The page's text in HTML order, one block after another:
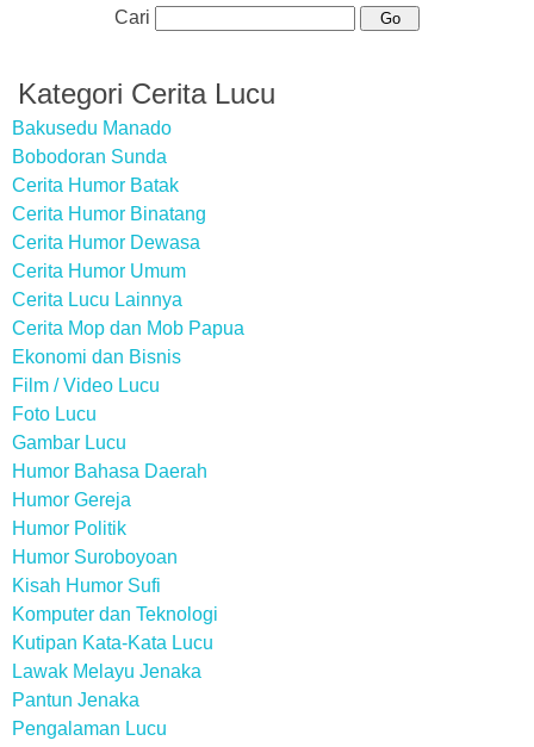
Cari
Kategori Cerita Lucu
Bakusedu Manado
Bobodoran Sunda
Cerita Humor Batak
Cerita Humor Binatang
Cerita Humor Dewasa
Cerita Humor Umum
Cerita Lucu Lainnya
Cerita Mop dan Mob Papua
Ekonomi dan Bisnis
Film / Video Lucu
Foto Lucu
Gambar Lucu
Humor Bahasa Daerah
Humor Gereja
Humor Politik
Humor Suroboyoan
Kisah Humor Sufi
Komputer dan Teknologi
Kutipan Kata-Kata Lucu
Lawak Melayu Jenaka
Pantun Jenaka
Pengalaman Lucu